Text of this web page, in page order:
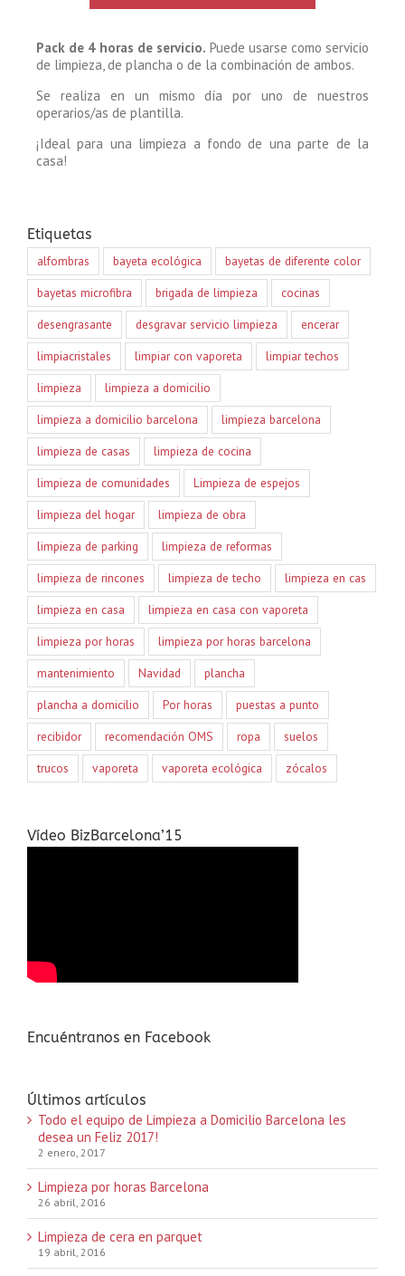
Pack de 4 horas de servicio. Puede usarse como servicio
de limpieza, de plancha o de la combinación de ambos.
Se realiza en un mismo día por uno de nuestros
operarios/as de plantilla.
¡Ideal para una limpieza a fondo de una parte de la
casa!
Etiquetas
alfombras bayeta ecológica
bayetas de diferente color
bayetas microfibra
brigada de limpieza
cocinas
desengrasante
desgravar servicio limpieza
encerar
limpiacristales
limpiar con vaporeta
limpiar techos
limpieza
limpieza a domicilio
limpieza a domicilio barcelona
limpieza barcelona
limpieza de casas
limpieza de cocina
limpieza de comunidades
Limpieza de espejos
limpieza del hogar
limpieza de obra
limpieza de parking
limpieza de reformas
limpieza de rincones
limpieza de techo
limpieza en cas
limpieza en casa
limpieza en casa con vaporeta
limpieza por horas
limpieza por horas barcelona
mantenimiento
Navidad
plancha
plancha a domicilio
Por horas
puestas a punto
recibidor
recomendación OMS ropa
suelos
trucos
vaporeta vaporeta ecológica zócalos
Vídeo BizBarcelona’15
Encuéntranos en Facebook
Últimos artículos
Todo el equipo de Limpieza a Domicilio Barcelona les
desea un Feliz 2017!
2 enero, 2017
Limpieza por horas Barcelona
26 abril, 2016
Limpieza de cera en parquet
19 abril, 2016